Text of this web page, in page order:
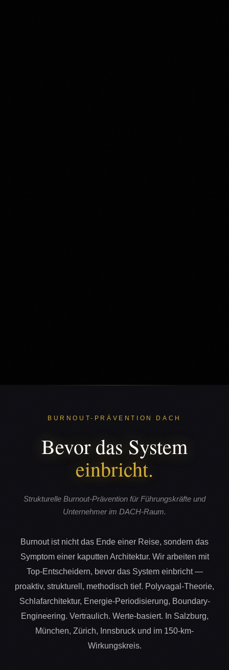
BURNOUT-PRÄVENTION DACH
Bevor das System
einbricht.
Strukturelle Burnout-Prävention für Führungskräfte und
Unternehmer im DACH-Raum.
Burnout ist nicht das Ende einer Reise, sondern das
Symptom einer kaputten Architektur. Wir arbeiten mit
Top-Entscheidern, bevor das System einbricht —
proaktiv, strukturell, methodisch tief. Polyvagal-Theorie,
Schlafarchitektur, Energie-Periodisierung, Boundary-
Engineering. Vertraulich. Werte-basiert. In Salzburg,
München, Zürich, Innsbruck und im 150-km-
Wirkungskreis.